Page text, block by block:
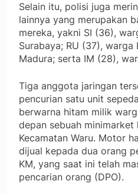
Selain itu, polisi juga
lainnya yang merupakan
mereka, yakni SI (36),
Surabaya; RU (37), warga
Madura; serta IM (28),
Tiga anggota jaringan
pencurian satu unit
berwarna hitam milik
depan sebuah minimarket
Kecamatan Waru. Motor
dijual kepada dua orang
KM, yang saat ini telah
pencarian orang (DPO).